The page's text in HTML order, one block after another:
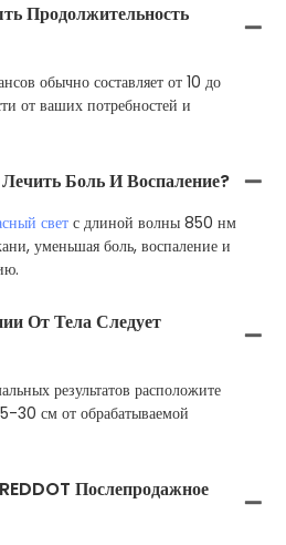
Продолжительность
обычно составляет от 10 до
от ваших потребностей и
Боль И Воспаление?
свет с длиной волны 850 нм
уменьшая боль, воспаление и
От Тела Следует
результатов расположите
30 см от обрабатываемой
Послепродажное